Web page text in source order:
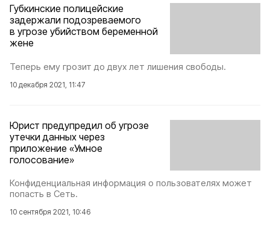
Губкинские полицейские
задержали подозреваемого
в угрозе убийством беременной
жене
Теперь ему грозит до двух лет лишения свободы.
10 декабря 2021, 11:47
Юрист предупредил об угрозе
утечки данных через
приложение «Умное
голосование»
Конфиденциальная информация о пользователях может
попасть в Сеть.
10 сентября 2021, 10:46